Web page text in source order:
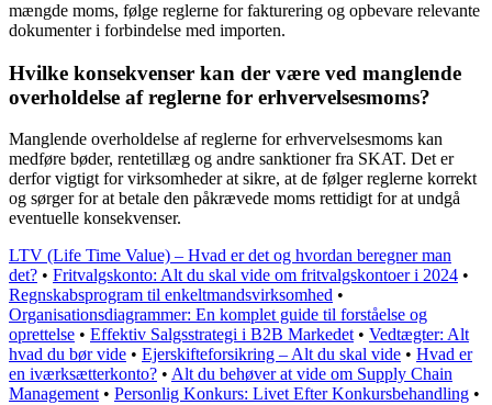
mængde moms, følge reglerne for fakturering og opbevare relevante
dokumenter i forbindelse med importen.
Hvilke konsekvenser kan der være ved manglende
overholdelse af reglerne for erhvervelsesmoms?
Manglende overholdelse af reglerne for erhvervelsesmoms kan
medføre bøder, rentetillæg og andre sanktioner fra SKAT. Det er
derfor vigtigt for virksomheder at sikre, at de følger reglerne korrekt
og sørger for at betale den påkrævede moms rettidigt for at undgå
eventuelle konsekvenser.
LTV (Life Time Value) – Hvad er det og hvordan beregner man
det? • Fritvalgskonto: Alt du skal vide om fritvalgskontoer i 2024 •
Regnskabsprogram til enkeltmandsvirksomhed •
Organisationsdiagrammer: En komplet guide til forståelse og
oprettelse • Effektiv Salgsstrategi i B2B Markedet • Vedtægter: Alt
hvad du bør vide • Ejerskifteforsikring – Alt du skal vide • Hvad er
en iværksætterkonto? • Alt du behøver at vide om Supply Chain
Management • Personlig Konkurs: Livet Efter Konkursbehandling •